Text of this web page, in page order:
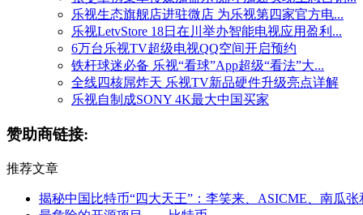
乐视生态旗舰店进驻微店 为乐视第四家官方电...
乐视LetvStore 18日在川举办智能电视应用盈利...
6万台乐视TV超级电视QQ空间开启预约
铁杆球迷必备 乐视“看球”App超级“看法”大...
全线四核屌炸天 乐视TV新品硬件升级亮点详解
乐视自制成SONY 4K最大中国买家
赞助商链接:
推荐文章
揭秘中国比特币“四大天王”：李笑来、ASICME、南瓜张